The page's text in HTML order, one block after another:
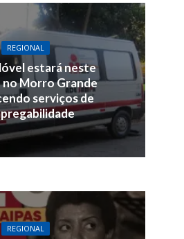
REGIONAL
estará neste
no Morro Grande
serviços de
REGIONAL